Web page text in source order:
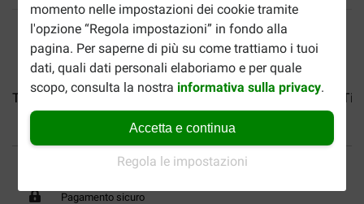
momento nelle impostazioni dei cookie tramite
l'opzione “Regola impostazioni” in fondo alla
pagina. Per saperne di più su come trattiamo i tuoi
dati, quali dati personali elaboriamo e per quale
scopo, consulta la nostra informativa sulla privacy.
Accetta e continua
Regola le impostazioni
Tiragraffi Trend Catrock... Tiragraffi di cartone Sofa...
Fino al 40% in meno
Spedizione gratuita da 89
Pagamento sicuro